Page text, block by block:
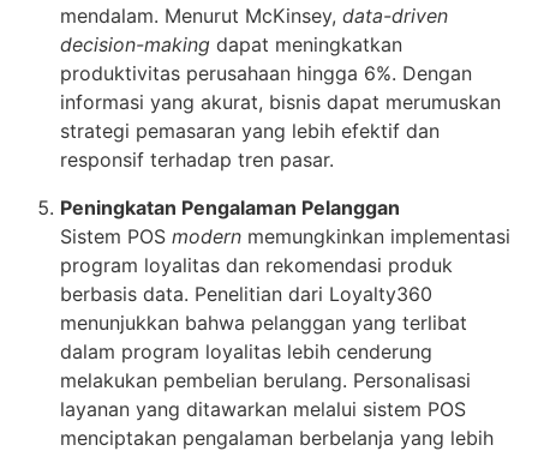
mendalam. Menurut McKinsey, data-driven
decision-makingdapat meningkatkan
produktivitas perusahaan hingga 6%. Dengan
informasi yang akurat, bisnis dapat merumuskan
strategi pemasaran yang lebih efektif dan
responsif terhadap tren pasar.
Peningkatan Pengalaman Pelanggan
Sistem POS modernmemungkinkan implementasi
program loyalitas dan rekomendasi produk
berbasis data. Penelitian dari Loyalty360
menunjukkan bahwa pelanggan yang terlibat
dalam program loyalitas lebih cenderung
melakukan pembelian berulang. Personalisasi
layanan yang ditawarkan melalui sistem POS
menciptakan pengalaman berbelanja yang lebih